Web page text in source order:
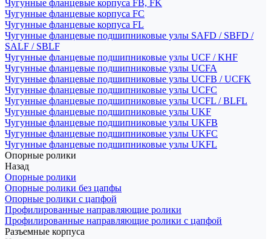
Чугунные фланцевые корпуса FB, FK
Чугунные фланцевые корпуса FC
Чугунные фланцевые корпуса FL
Чугунные фланцевые подшипниковые узлы SAFD / SBFD /
SALF / SBLF
Чугунные фланцевые подшипниковые узлы UCF / KHF
Чугунные фланцевые подшипниковые узлы UCFA
Чугунные фланцевые подшипниковые узлы UCFB / UCFK
Чугунные фланцевые подшипниковые узлы UCFC
Чугунные фланцевые подшипниковые узлы UCFL / BLFL
Чугунные фланцевые подшипниковые узлы UKF
Чугунные фланцевые подшипниковые узлы UKFB
Чугунные фланцевые подшипниковые узлы UKFC
Чугунные фланцевые подшипниковые узлы UKFL
Опорные ролики
Назад
Опорные ролики
Опорные ролики без цапфы
Опорные ролики с цапфой
Профилированные направляющие ролики
Профилированные направляющие ролики с цапфой
Разъемные корпуса